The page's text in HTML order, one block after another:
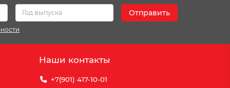
Отправить
Наши контакты
+7(901) 417-10-01